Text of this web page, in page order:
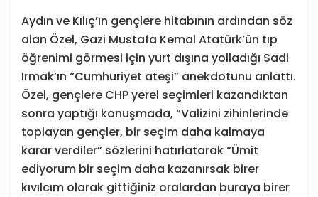
Aydın ve Kılıç’ın gençlere hitabının ardından söz
alan Özel, Gazi Mustafa Kemal Atatürk’ün tıp
öğrenimi görmesi için yurt dışına yolladığı Sadi
Irmak’ın “Cumhuriyet ateşi” anekdotunu anlattı.
Özel, gençlere CHP yerel seçimleri kazandıktan
sonra yaptığı konuşmada, “Valizini zihinlerinde
toplayan gençler, bir seçim daha kalmaya
karar verdiler” sözlerini hatırlatarak “Ümit
ediyorum bir seçim daha kazanırsak birer
kıvılcım olarak gittiğiniz oralardan buraya birer